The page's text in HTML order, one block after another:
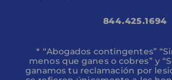
844.425.1694
* “Abogados contingentes”
menos que ganes o cobres” y
ganamos tu reclamación por